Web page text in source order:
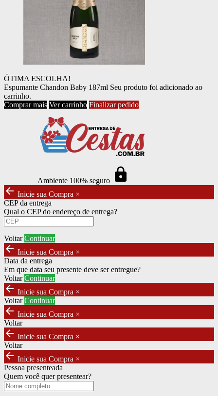
ÓTIMA ESCOLHA!
Espumante Chandon Baby 187ml Seu produto foi adicionado ao
carrinho.
Comprar mais Ver carrinho Finalizar pedido
Ambiente 100% seguro https
arrow_back Inicie sua Compra ×
CEP da entrega
Qual o CEP do endereço de entrega?
Voltar Continuar
arrow_back Inicie sua Compra ×
Data da entrega
Em que data seu presente deve ser entregue?
Voltar Continuar
arrow_back Inicie sua Compra ×
Voltar Continuar
arrow_back Inicie sua Compra ×
Voltar
arrow_back Inicie sua Compra ×
Voltar
arrow_back Inicie sua Compra ×
Pessoa presenteada
Quem você quer presentear?